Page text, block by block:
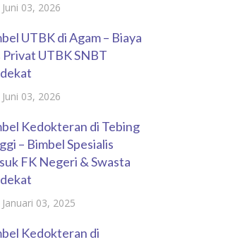
Juni 03, 2026
UTBK di Agam – Biaya
Privat UTBK SNBT
Juni 03, 2026
Kedokteran di Tebing
– Bimbel Spesialis
FK Negeri & Swasta
Januari 03, 2025
Kedokteran di